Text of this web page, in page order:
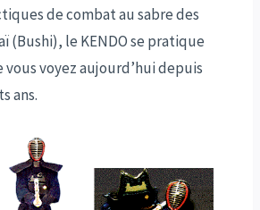
de combat au sabre des
(Bushi), le KENDO se pratique
vous voyez aujourd’hui depuis
ans.